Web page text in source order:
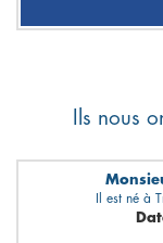
Ils nous
Il est né à